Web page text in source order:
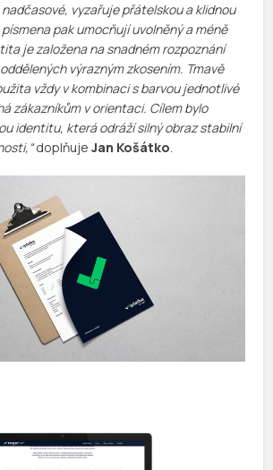
nadčasové, vyzařuje přátelskou a klidnou
pak umocňují uvolněný a méně
je založena na snadném rozpoznání
výrazným zkosením. Tmavě
vždy v kombinaci s barvou jednotlivé
zákazníkům v orientaci. Cílem bylo
identitu, která odráží silný obraz stabilní
doplňujeJan Košátko.